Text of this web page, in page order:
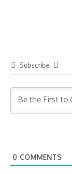
Subscribe
0 COMMENTS